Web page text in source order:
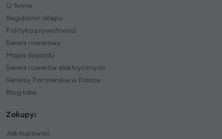
O firmie
Regulamin sklepu
Polityka prywatności
Serwis rowerowy
Mapa dojazdu
Serwis rowerów elektrycznych
Serwisy Partnerskie w Polsce
Blog bike
Zakupy:
Jak kupować